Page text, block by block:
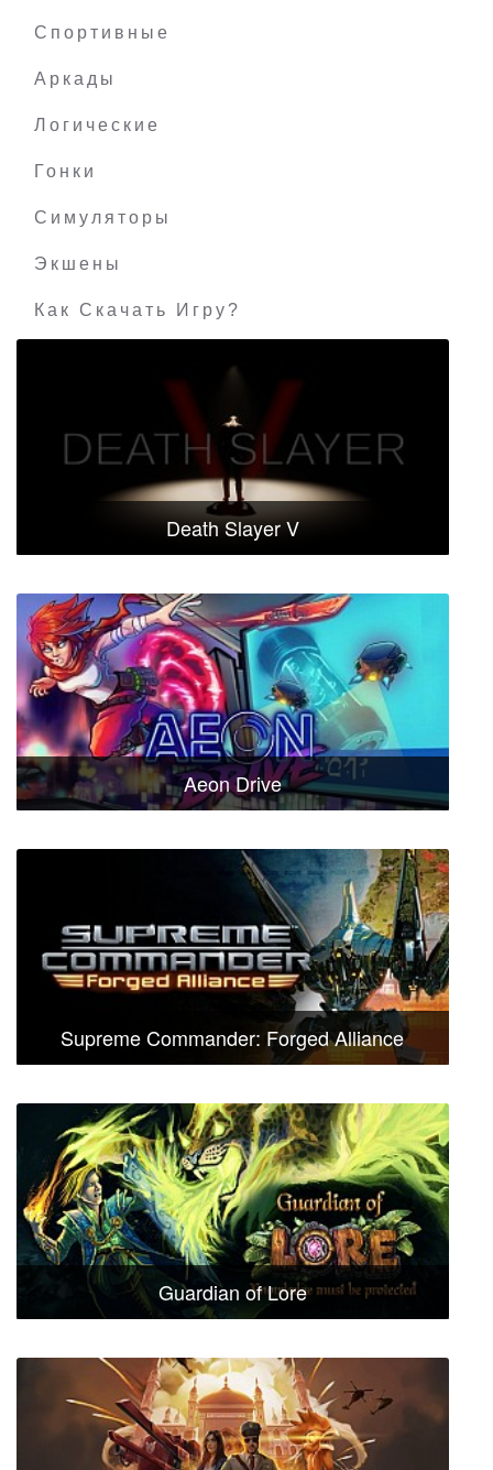
Спортивные
Аркады
Логические
Гонки
Симуляторы
Экшены
Как Скачать Игру?
Death Slayer V
Aeon Drive
Supreme Commander: Forged Alliance
Guardian of Lore